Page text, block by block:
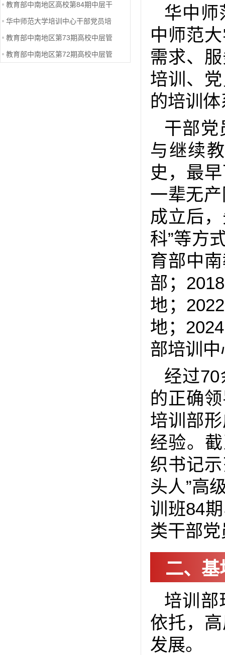
教育部中南地区高校第84期中层干
华中师范大学培训中心干部党员培
教育部中南地区第73期高校中层管
教育部中南地区第72期高校中层管
华中师
中师范
需求、
培训、
的培训
干部党
与继续
史，最
一辈无
成立后
科”等方
育部中
部；
地；
地；
部培训中
经过
的正确
培训部
经验。
织书记
头人”高
训班84
类干部
二、基
培训部
依托，
发展。